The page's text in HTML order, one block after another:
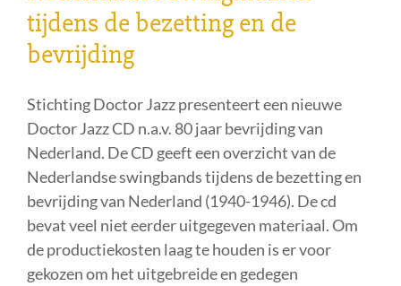
tijdens de bezetting en de
bevrijding
Stichting Doctor Jazz presenteert een nieuwe
Doctor Jazz CD n.a.v. 80 jaar bevrijding van
Nederland. De CD geeft een overzicht van de
Nederlandse swingbands tijdens de bezetting en
bevrijding van Nederland (1940-1946). De cd
bevat veel niet eerder uitgegeven materiaal. Om
de productiekosten laag te houden is er voor
gekozen om het uitgebreide en gedegen